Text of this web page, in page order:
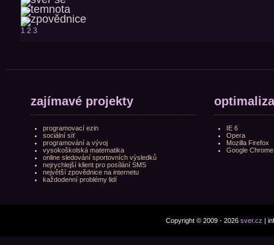
1 2 3
zajímavé projekty
programovací ezin
sociální síť
programování a vývoj
vysokoškolská matematika
online sledování sportovních výsledků
nejrychlejší klient pro posílání SMS
největší zpovědnice na internetu
každodenní problémy lidí
IE 6
Opera
Mozilla Firefox
Google Chrome
Copyright © 2009 - 2026 sver.cz |